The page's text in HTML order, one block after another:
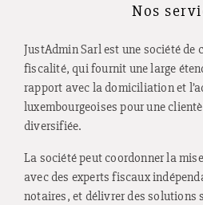
Nos
JustAdmin Sarl est une société de
fiscalité, qui fournit une large
rapport avec la domiciliation et
luxembourgeoises pour une
diversifiée.
La société peut coordonner la
avec des experts fiscaux
notaires, et délivrer des solutions